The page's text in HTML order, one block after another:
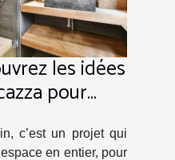
les idées
pour
c’est un projet qui
en entier, pour